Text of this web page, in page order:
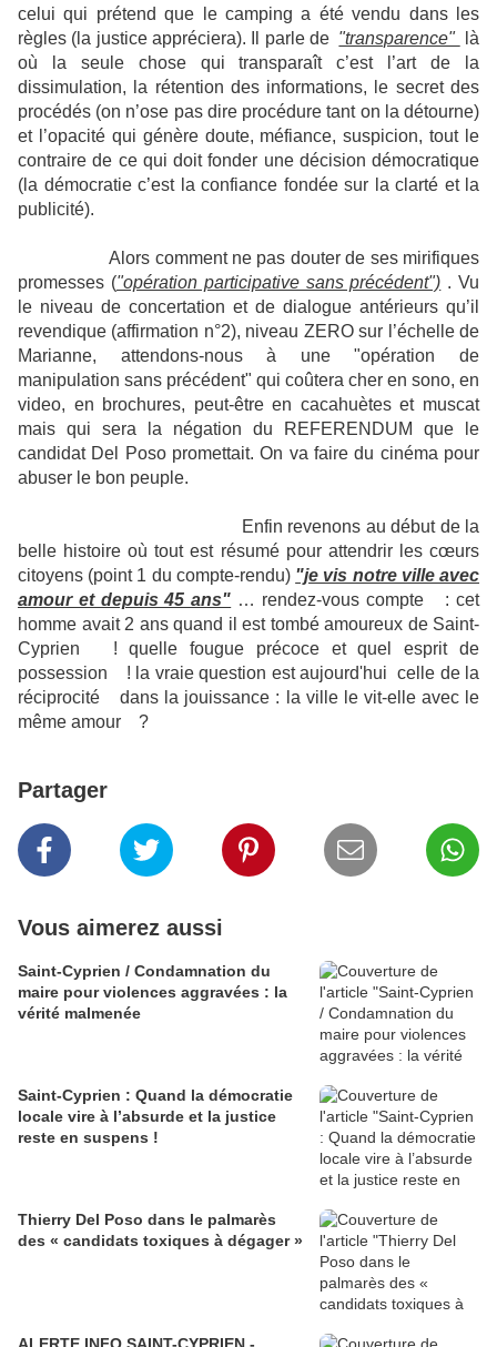
celui qui prétend que le camping a été vendu dans les
règles (la justice appréciera). Il parle de "transparence"
là
où la seule chose qui transparaît c’est l’art de la
dissimulation, la rétention des informations, le secret des
procédés (on n’ose pas dire procédure tant on la détourne)
et l’opacité qui génère doute, méfiance, suspicion, tout le
contraire de ce qui doit fonder une décision démocratique
(la démocratie c’est la confiance fondée sur la clarté et la
publicité).
Alors comment ne pas douter de ses mirifiques
promesses ("opération participative sans précédent") . Vu
le niveau de concertation et de dialogue antérieurs qu’il
revendique (affirmation n°2), niveau ZERO sur l’échelle de
Marianne, attendons-nous à une "opération de
manipulation sans précédent" qui coûtera cher en sono, en
video, en brochures, peut-être en cacahuètes et muscat
mais qui sera la négation du REFERENDUM que le
candidat Del Poso promettait. On va faire du cinéma pour
abuser le bon peuple.
Enfin revenons au début de la
belle histoire où tout est résumé pour attendrir les cœurs
citoyens (point 1 du compte-rendu) "je vis notre ville avec
amour et depuis 45 ans" … rendez-vous compte : cet
homme avait 2 ans quand il est tombé amoureux de Saint-
Cyprien ! quelle fougue précoce et quel esprit de
possession ! la vraie question est aujourd'hui celle de la
réciprocité dans la jouissance : la ville le vit-elle avec le
même amour ?
Partager
Vous aimerez aussi
Saint-Cyprien / Condamnation du
maire pour violences aggravées : la
vérité malmenée
Saint-Cyprien : Quand la démocratie
locale vire à l’absurde et la justice
reste en suspens !
Thierry Del Poso dans le palmarès
des « candidats toxiques à dégager »